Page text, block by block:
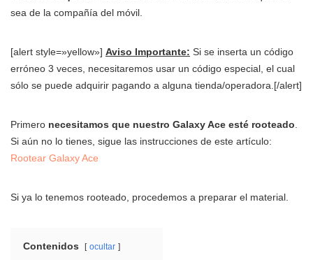
sea de la compañía del móvil.
[alert style=»yellow»] Aviso Importante: Si se inserta un código
erróneo 3 veces, necesitaremos usar un código especial, el cual
sólo se puede adquirir pagando a alguna tienda/operadora.[/alert]
Primero necesitamos que nuestro Galaxy Ace esté rooteado.
Si aún no lo tienes, sigue las instrucciones de este artículo:
Rootear Galaxy Ace
Si ya lo tenemos rooteado, procedemos a preparar el material.
Contenidos ocultar